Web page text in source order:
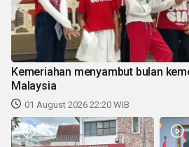
Kemeriahan menyambut bulan
Malaysia
01 August 2026 22:20 WIB